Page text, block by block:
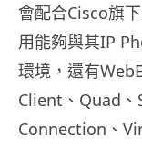
會配合Cisco旗
用能夠與其IP
環境，還有
Client、Quad
Connection、